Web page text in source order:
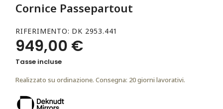
Cornice Passepartout
RIFERIMENTO DK 2953.441
949,00 €
Tasse incluse
Realizzato su ordinazione. Consegna: 20 giorni lavorativi.